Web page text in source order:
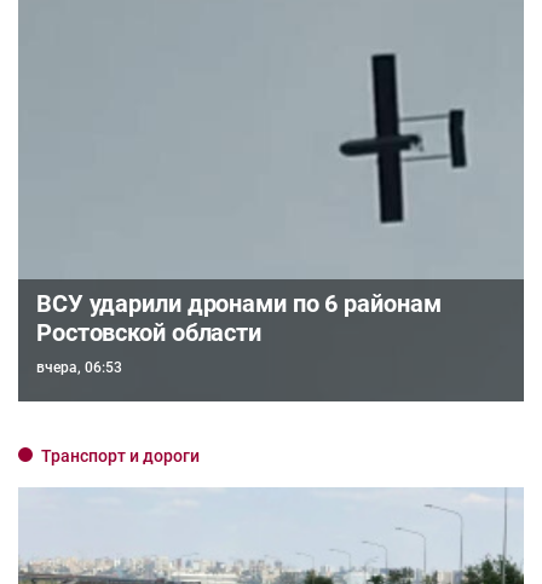
ВСУ ударили дронами по 6 районам
Ростовской области
вчера, 06:53
Транспорт и дороги